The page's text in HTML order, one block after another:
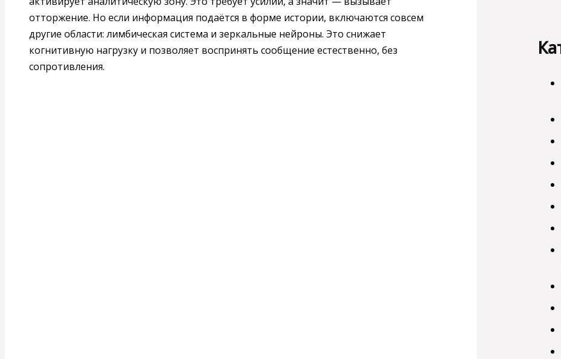
отторжение. Но если информация подаётся в форме истории, включаются совсем
другие области: лимбическая система и зеркальные нейроны. Это снижает
когнитивную нагрузку и позволяет воспринять сообщение естественно, без
сопротивления.